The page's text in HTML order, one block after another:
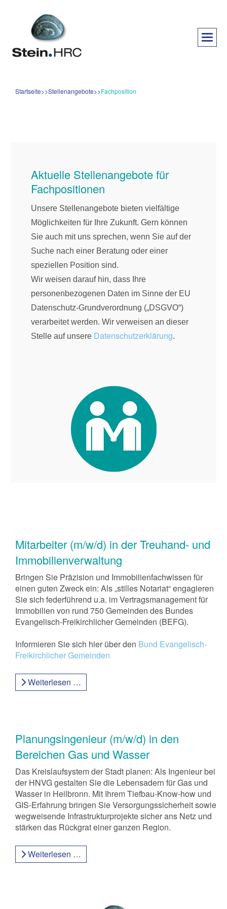
Startseite Stellenangebote Fachposition
Aktuelle Stellenangebote für
Fachpositionen
Unsere Stellenangebote bieten vielfältige
Möglichkeiten für Ihre Zukunft. Gern können
Sie auch mit uns sprechen, wenn Sie auf der
Suche nach einer Beratung oder einer
speziellen Position sind.
Wir weisen darauf hin, dass Ihre
personenbezogenen Daten im Sinne der EU
Datenschutz-Grundverordnung („DSGVO“)
verarbeitet werden. Wir verweisen an dieser
Stelle auf unsere Datenschutzerklärung.
Mitarbeiter (m/w/d) in der Treuhand- und
Immobilienverwaltung
Bringen Sie Präzision und Immobilienfachwissen für
einen guten Zweck ein: Als „stilles Notariat“ engagieren
Sie sich federführend u.a. im Vertragsmanagement für
Immobilien von rund 750 Gemeinden des Bundes
Evangelisch-Freikirchlicher Gemeinden (BEFG).
Informieren Sie sich hier über den Bund Evangelisch-
Freikirchlicher Gemeinden
Weiterlesen …
Planungsingenieur (m/w/d) in den
Bereichen Gas und Wasser
Das Kreislaufsystem der Stadt planen: Als Ingenieur bei
der HNVG gestalten Sie die Lebensadern für Gas und
Wasser in Heilbronn. Mit Ihrem Tiefbau-Know-how und
GIS-Erfahrung bringen Sie Versorgungssicherheit sowie
wegweisende Infrastrukturprojekte sicher ans Netz und
stärken das Rückgrat einer ganzen Region.
Weiterlesen …